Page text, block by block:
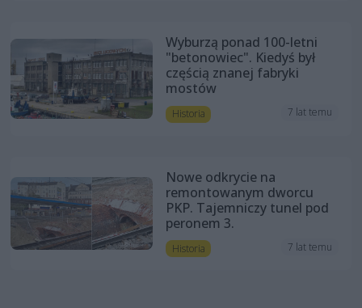
Wyburzą ponad 100-letni
"betonowiec". Kiedyś był
częścią znanej fabryki
mostów
Historia 7 lat temu
Nowe odkrycie na
remontowanym dworcu
PKP. Tajemniczy tunel pod
peronem 3.
Historia 7 lat temu